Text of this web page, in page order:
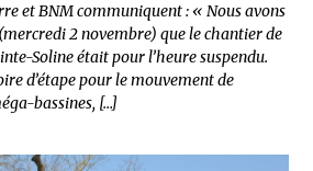
et BNM communiquent : « Nous avons
2 novembre) que le chantier de
Soline était pour l’heure suspendu.
d’étape pour le mouvement de
bassines, […]